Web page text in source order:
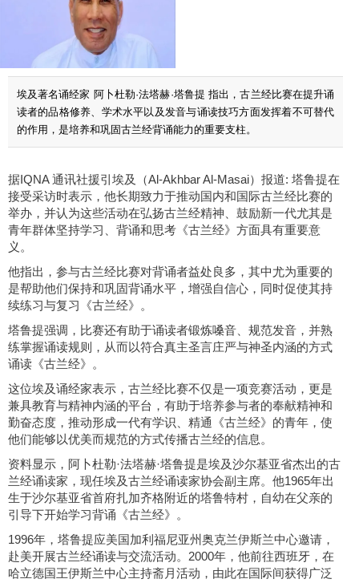
埃及著名诵经家 阿卜杜勒·法塔赫·塔鲁提 指出，古兰经比赛在提升诵
读者的品格修养、学术水平以及发音与诵读技巧方面发挥着不可替代
的作用，是培养和巩固古兰经背诵能力的重要支柱。
据IQNA 通讯社援引埃及（Al-Akhbar Al-Masai）报道: 塔鲁提在
接受采访时表示，他长期致力于推动国内和国际古兰经比赛的
举办，并认为这些活动在弘扬古兰经精神、鼓励新一代尤其是
青年群体坚持学习、背诵和思考《古兰经》方面具有重要意
义。
他指出，参与古兰经比赛对背诵者益处良多，其中尤为重要的
是帮助他们保持和巩固背诵水平，增强自信心，同时促使其持
续练习与复习《古兰经》。
塔鲁提强调，比赛还有助于诵读者锻炼嗓音、规范发音，并熟
练掌握诵读规则，从而以符合真主圣言庄严与神圣内涵的方式
诵读《古兰经》。
这位埃及诵经家表示，古兰经比赛不仅是一项竞赛活动，更是
兼具教育与精神内涵的平台，有助于培养参与者的奉献精神和
勤奋态度，推动形成一代有学识、精通《古兰经》的青年，使
他们能够以优美而规范的方式传播古兰经的信息。
资料显示，阿卜杜勒·法塔赫·塔鲁提是埃及沙尔基亚省杰出的古
兰经诵读家，现任埃及古兰经诵读家协会副主席。他1965年出
生于沙尔基亚省首府扎加齐格附近的塔鲁特村，自幼在父亲的
引导下开始学习背诵《古兰经》。
1996年，塔鲁提应美国加利福尼亚州奥克兰伊斯兰中心邀请，
赴美开展古兰经诵读与交流活动。2000年，他前往西班牙，在
哈立德国王伊斯兰中心主持斋月活动，由此在国际间获得广泛